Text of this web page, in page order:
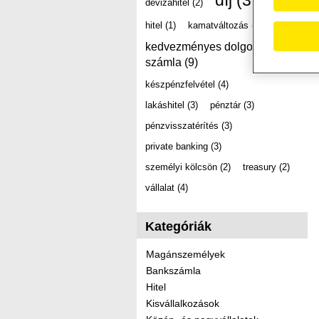
devizahitel (2)
hitel (1) kamatváltozás (2)
kedvezményes dolgozói
számla (9)
készpénzfelvétel (4)
lakáshitel (3) pénztár (3)
pénzvisszatérítés (3)
private banking (3)
személyi kölcsön (2) treasury (2)
vállalat (4)
Kategóriák
Magánszemélyek
Bankszámla
Hitel
Kisvállalkozások